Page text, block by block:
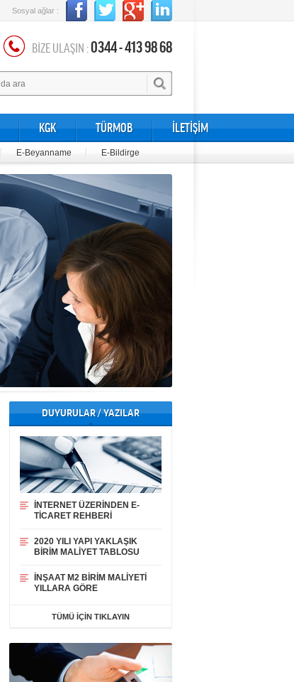
Sosyal ağlar :
BİZE ULAŞIN :0344 - 413 98 68
KGK TÜRMOB İLETİŞİM
E-Beyanname E-Bildirge
DUYURULAR / YAZILAR
İNTERNET ÜZERİNDEN E-
TİCARET REHBERİ
2020 YILI YAPI YAKLAŞIK
BİRİM MALİYET TABLOSU
İNŞAAT M2 BİRİM MALİYETİ
YILLARA GÖRE
TÜMÜ İÇİN TIKLAYIN